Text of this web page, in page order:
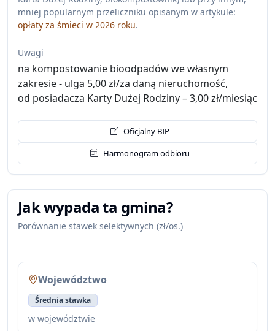
mniej popularnym przeliczniku opisanym w artykule:
opłaty za śmieci w 2026 roku.
Uwagi
na kompostowanie bioodpadów we własnym
zakresie - ulga 5,00 zł/za daną nieruchomość,
od posiadacza Karty Dużej Rodziny – 3,00 zł/miesiąc
Oficjalny BIP
Harmonogram odbioru
Jak wypada ta gmina?
Porównanie stawek selektywnych (zł/os.)
Województwo
Średnia stawka
w województwie